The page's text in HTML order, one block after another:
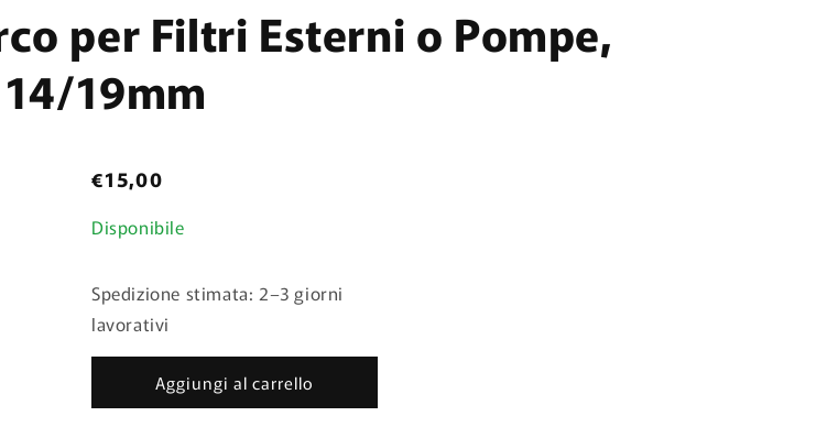
per Filtri Esterni o Pompe,
19mm
Prezzo
listino
€15,00
Disponibile
Spedizione stimata: 2–3 giorni
lavorativi
Aggiungi al carrello